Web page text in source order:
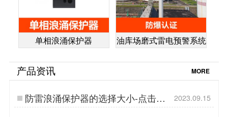
单相浪涌保护器 油库场磨式雷电预警系统
产品资讯 MORE
防雷浪涌保护器的选择大小-点击了
解详情-易造防雷…
2023.09.15